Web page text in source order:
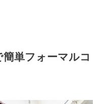
単フォーマルコ